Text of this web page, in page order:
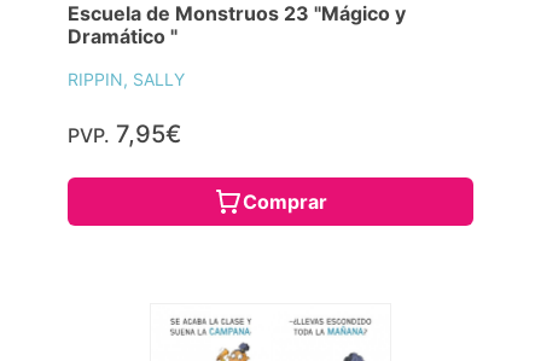
Escuela de Monstruos 23 "Mágico y
Dramático "
RIPPIN, SALLY
PVP. 7,95€
Comprar